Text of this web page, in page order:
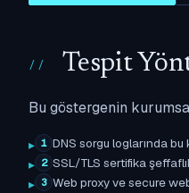
Tespit
Bu göstergenin
1 DNS sorgu loglarında
2 SSL/TLS sertifika
3 Web proxy ve secure